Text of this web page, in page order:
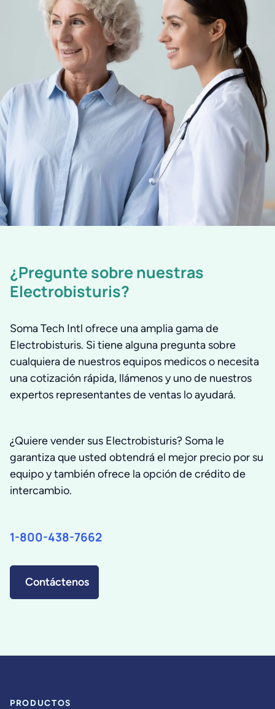
¿Pregunte sobre nuestras
Electrobisturis?
Soma Tech Intl ofrece una amplia gama de
Electrobisturis. Si tiene alguna pregunta sobre
cualquiera de nuestros equipos medicos o necesita
una cotización rápida, llámenos y uno de nuestros
expertos representantes de ventas lo ayudará.
¿Quiere vender sus Electrobisturis? Soma le
garantiza que usted obtendrá el mejor precio por su
equipo y también ofrece la opción de crédito de
intercambio.
1-800-438-7662
Contáctenos
PRODUCTOS